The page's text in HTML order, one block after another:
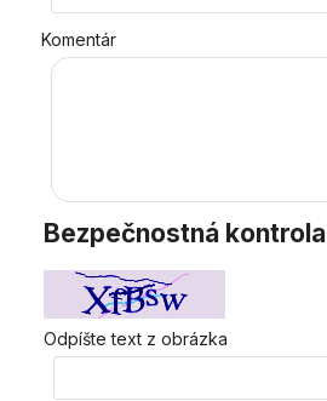
Komentár
Bezpečnostná kontrola
Odpíšte text z obrázka